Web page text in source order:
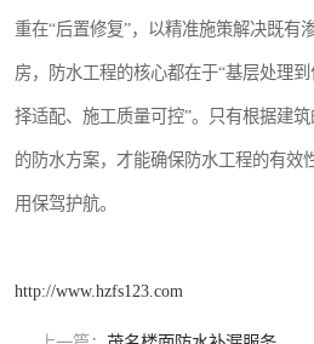
重在“后置修复”，以精准施策解决既有
房，防水工程的核心都在于“基层处理
择适配、施工质量可控”。只有根据建
的防水方案，才能确保防水工程的有效
用保驾护航。
http://www.hzfs123.com